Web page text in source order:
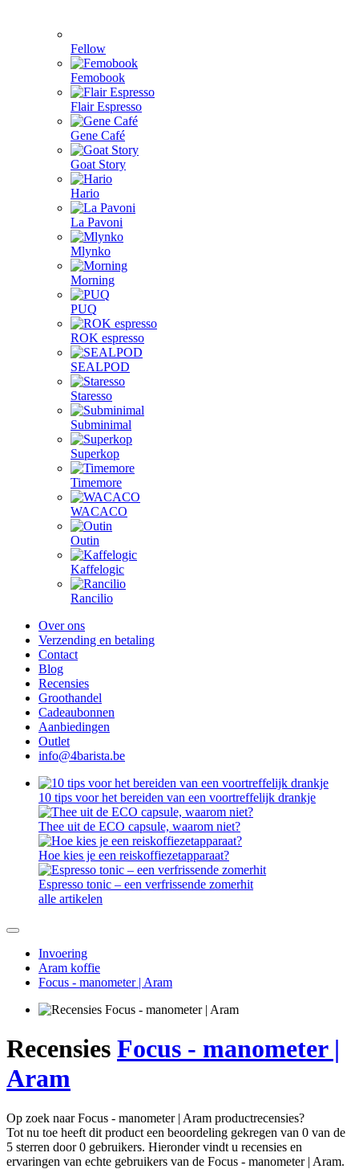
Fellow
Femobook
Flair Espresso
Gene Café
Goat Story
Hario
La Pavoni
Mlynko
Morning
PUQ
ROK espresso
SEALPOD
Staresso
Subminimal
Superkop
Timemore
WACACO
Outin
Kaffelogic
Rancilio
Over ons
Verzending en betaling
Contact
Blog
Recensies
Groothandel
Cadeaubonnen
Aanbiedingen
Outlet
info@4barista.be
10 tips voor het bereiden van een voortreffelijk drankje
Thee uit de ECO capsule, waarom niet?
Hoe kies je een reiskoffiezetapparaat?
Espresso tonic – een verfrissende zomerhit
alle artikelen
Invoering
Aram koffie
Focus - manometer | Aram
Recensies Focus - manometer |
Aram
Op zoek naar Focus - manometer | Aram productrecensies?
Tot nu toe heeft dit product een beoordeling gekregen van 0 van de
5 sterren door 0 gebruikers. Hieronder vindt u recensies en
ervaringen van echte gebruikers van de Focus - manometer | Aram.